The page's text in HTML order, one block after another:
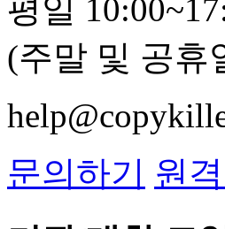
평일
(주말 및 공휴
문의하기 원